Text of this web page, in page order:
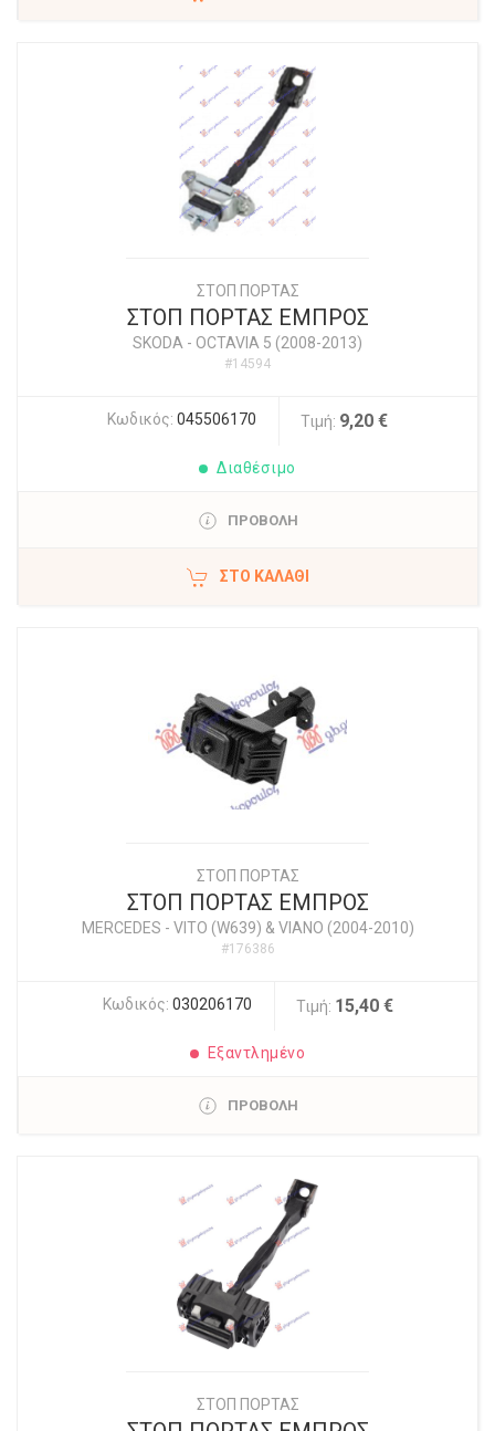
ΣΤΟΠ ΠΟΡΤΑΣ
ΣΤΟΠ ΠΟΡΤΑΣ ΕΜΠΡΟΣ
SKODA - OCTAVIA 5 (2008-2013)
#14594
Κωδικός: 045506170 Τιμή: 9,20 €
Διαθέσιμο
ΠΡΟΒΟΛΗ
ΣΤΟ ΚΑΛΆΘΙ
ΣΤΟΠ ΠΟΡΤΑΣ
ΣΤΟΠ ΠΟΡΤΑΣ ΕΜΠΡΟΣ
MERCEDES - VITO (W639) & VIANO (2004-2010)
#176386
Κωδικός: 030206170 Τιμή: 15,40 €
Εξαντλημένο
ΠΡΟΒΟΛΗ
ΣΤΟΠ ΠΟΡΤΑΣ